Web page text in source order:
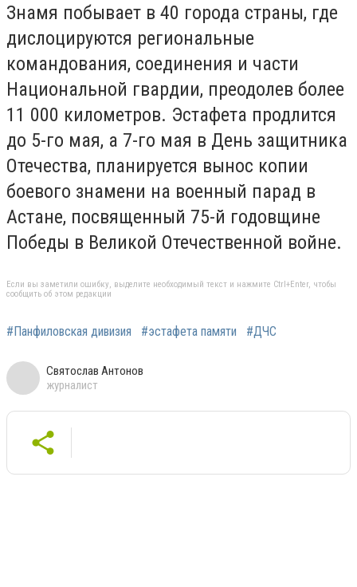
Знамя побывает в 40 города страны, где
дислоцируются региональные
командования, соединения и части
Национальной гвардии, преодолев более
11 000 километров. Эстафета продлится
до 5-го мая, а 7-го мая в День защитника
Отечества, планируется вынос копии
боевого знамени на военный парад в
Астане, посвященный 75-й годовщине
Победы в Великой Отечественной войне.
Если вы заметили ошибку, выделите необходимый текст и нажмите Ctrl+Enter, чтобы
сообщить об этом редакции
#Панфиловская дивизия #эстафета памяти #ДЧС
Святослав Антонов
журналист